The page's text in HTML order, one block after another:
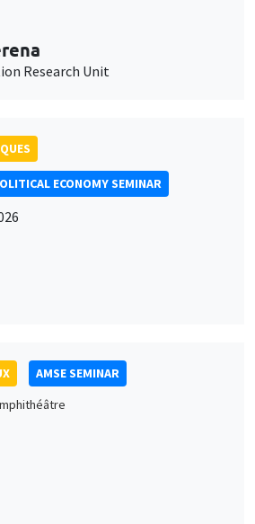
Research Unit
ECONOMY SEMINAR
AMSE SEMINAR
et des services tiers pour garantir son bon